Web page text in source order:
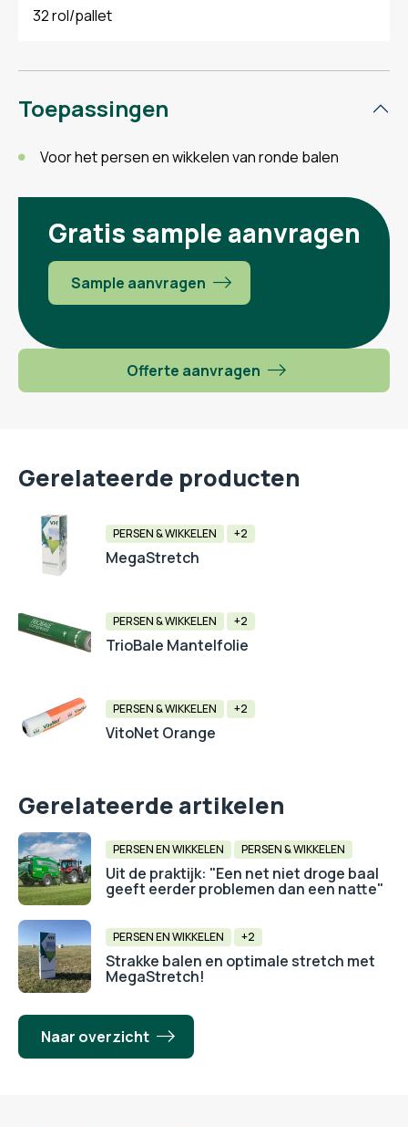
32 rol/pallet
Toepassingen
Voor het persen en wikkelen van ronde balen
Gratis sample aanvragen
Sample aanvragen
Offerte aanvragen
Gerelateerde producten
PERSEN & WIKKELEN +2
MegaStretch
PERSEN & WIKKELEN +2
TrioBale Mantelfolie
PERSEN & WIKKELEN +2
VitoNet Orange
Gerelateerde artikelen
PERSEN EN WIKKELEN PERSEN & WIKKELEN
Uit de praktijk: "Een net niet droge baal
geeft eerder problemen dan een natte"
PERSEN EN WIKKELEN +2
Strakke balen en optimale stretch met
MegaStretch!
Naar overzicht